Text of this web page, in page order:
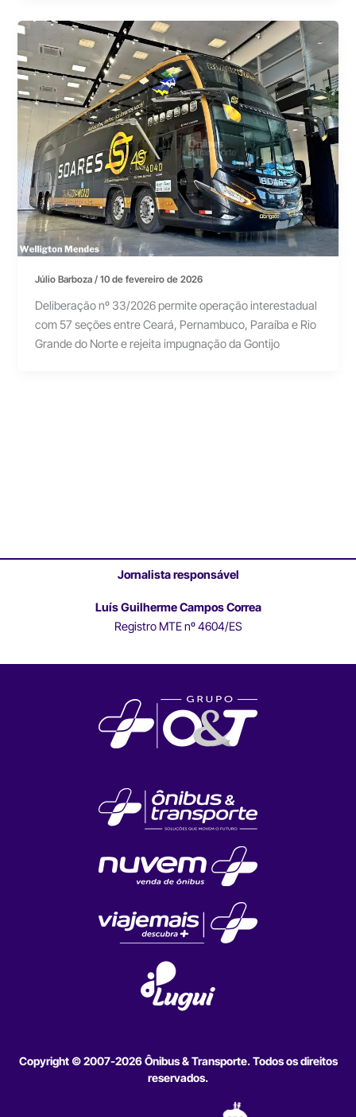
Júlio Barboza/10 de fevereiro de 2026
Deliberação nº 33/2026 permite operação interestadual
com 57 seções entre Ceará, Pernambuco, Paraíba e Rio
Grande do Norte e rejeita impugnação da Gontijo
Jornalista responsável
Luís Guilherme Campos Correa
Registro MTE nº 4604/ES
Copyright © 2007-2026 Ônibus & Transporte. Todos os direitos
reservados.